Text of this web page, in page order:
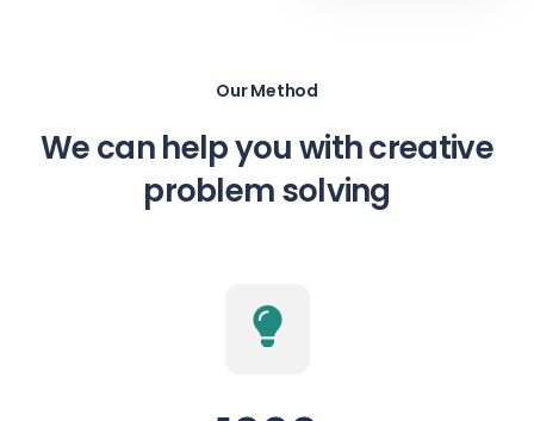
Our Method
We can help you with creative
problem solving